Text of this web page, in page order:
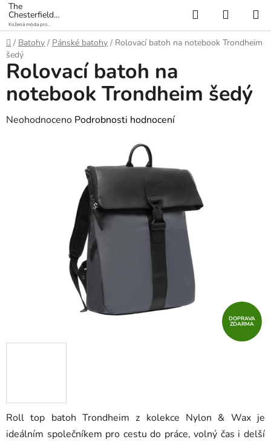
Přejít
na
obsah
The
Chesterfield
Brand
Kožená móda pro
každý den
Hledat
KOŠÍK
Domů
/ Batohy / Pánské batohy / Rolovací batoh na notebook Trondheim
šedý
Roll top batoh Trondheim z kolekce Nylon & Waxje
ideálním společníkem pro cestu do práce, volný čas i delší
Rolovací batoh na
notebook Trondheim šedý
Průměrné
Neohodnoceno Podrobnosti hodnocení
DOPRAVA
ZDARMA